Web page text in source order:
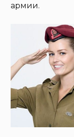
армии.